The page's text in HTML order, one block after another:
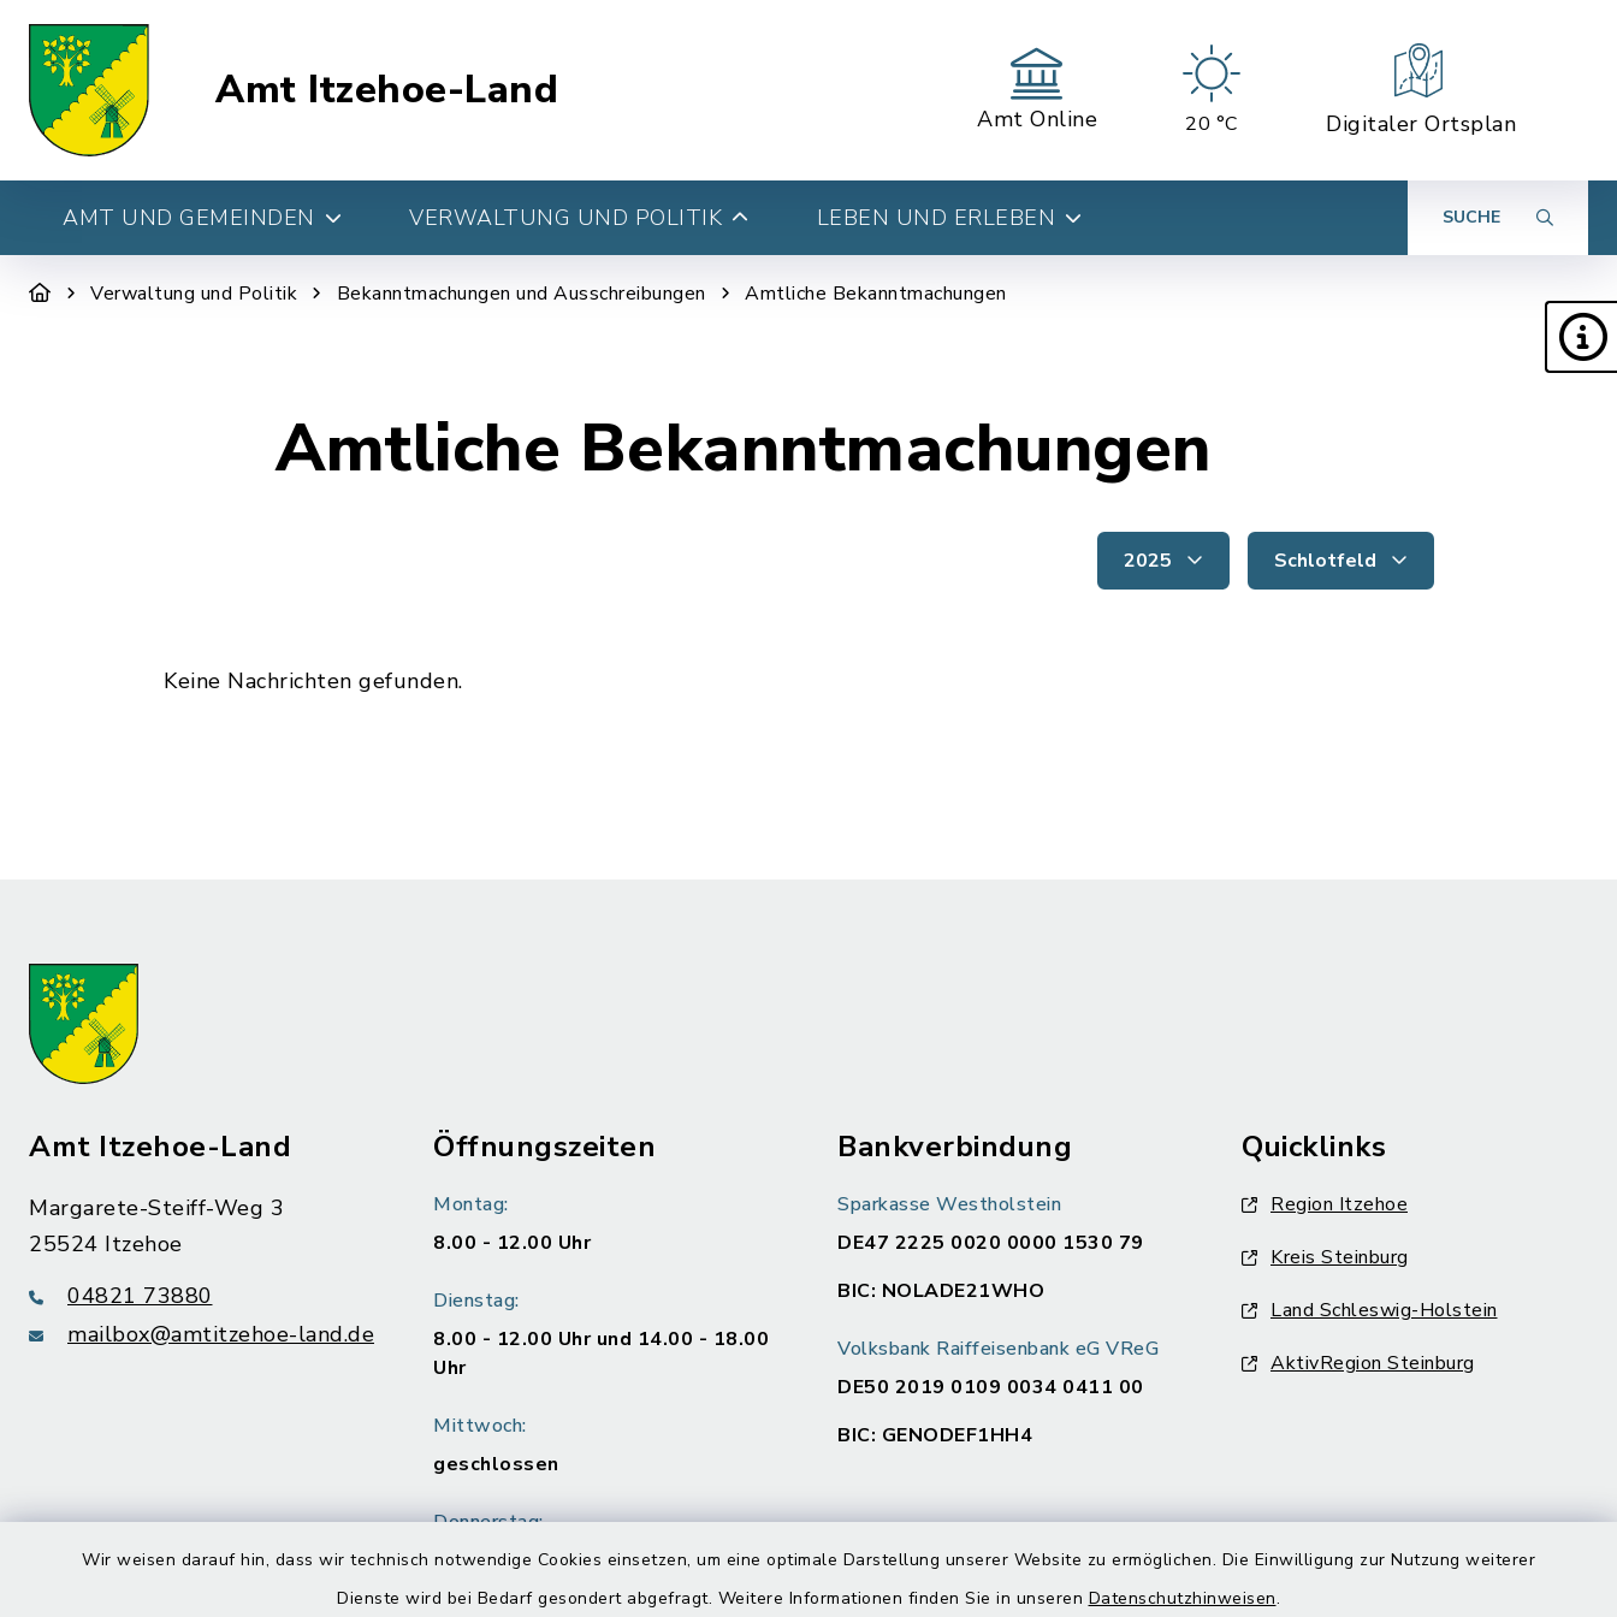
Wir weisen darauf hin, dass wir technisch notwendige Cookies einsetzen, um eine optimale Darstellung unserer Website zu ermöglichen. Die Einwilligung zur Nutzung weiterer
Dienste wird bei Bedarf gesondert abgefragt. Weitere Informationen finden Sie in unseren Datenschutzhinweisen.
Amt Itzehoe-Land
Amt Online 20 °C Digitaler Ortsplan
AMT UND GEMEINDEN VERWALTUNG UND POLITIK LEBEN UND ERLEBEN SUCHE
Verwaltung und Politik Bekanntmachungen und Ausschreibungen Amtliche Bekanntmachungen
Amtliche Bekanntmachungen
2025 Schlotfeld
Keine Nachrichten gefunden.
Amt Itzehoe-Land
Margarete-Steiff-Weg 3
25524 Itzehoe
04821 73880
mailbox@amtitzehoe-land.de
Öffnungszeiten
Montag:
8.00 - 12.00 Uhr
Dienstag:
8.00 - 12.00 Uhr und 14.00 - 18.00
Uhr
Mittwoch:
geschlossen
Donnerstag:
8.00 - 12.00 Uhr und 14.00 - 16.00
Uhr
Bankverbindung
Sparkasse Westholstein
DE47 2225 0020 0000 1530 79
BIC: NOLADE21WHO
Volksbank Raiffeisenbank eG VReG
DE50 2019 0109 0034 0411 00
BIC: GENODEF1HH4
Quicklinks
Region Itzehoe
Kreis Steinburg
Land Schleswig-Holstein
AktivRegion Steinburg